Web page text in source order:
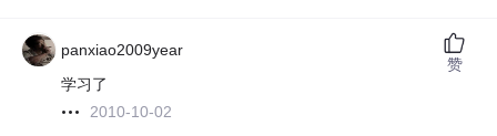
panxiao2009year
学习了
2010-10-02
赞